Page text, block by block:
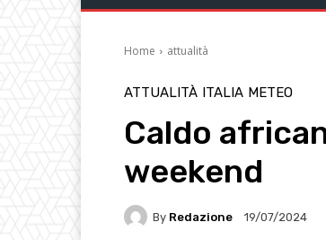
Home attualità
ATTUALITÀ ITALIA METEO
Caldo
weekend
By Redazione 19/07/2024